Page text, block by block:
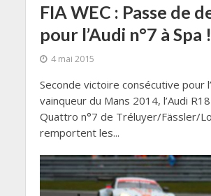
FIA WEC : Passe de
pour l’Audi n°7 à Spa !
4 mai 2015
Seconde victoire consécutive pour
vainqueur du Mans 2014, l’Audi
Quattro n°7 de Tréluyer/Fässler/
remportent les...